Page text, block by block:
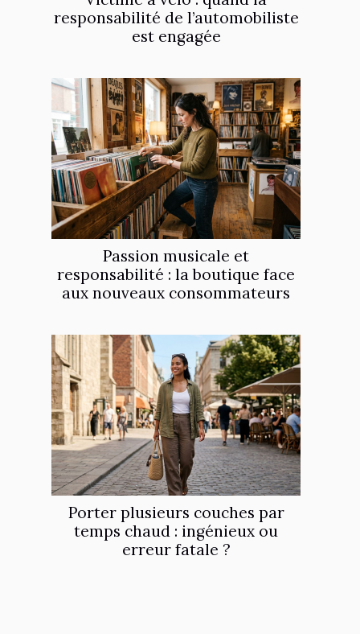
responsabilité de l’automobiliste
est engagée
Passion musicale et
responsabilité : la boutique face
aux nouveaux consommateurs
Porter plusieurs couches par
temps chaud : ingénieux ou
erreur fatale ?